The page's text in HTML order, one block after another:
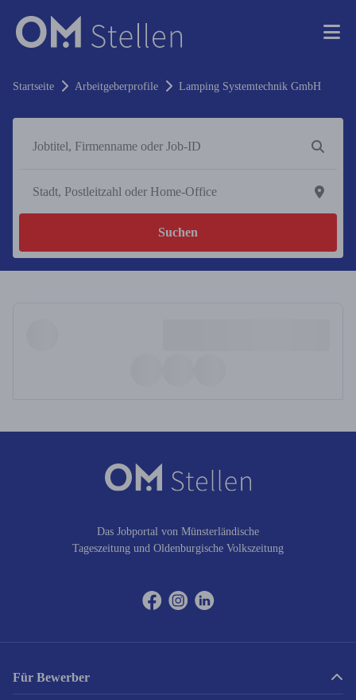
Startseite Arbeitgeberprofile Lamping Systemtechnik GmbH
Suchen
Das Jobportal von Münsterländische
Tageszeitung und Oldenburgische Volkszeitung
Für Bewerber